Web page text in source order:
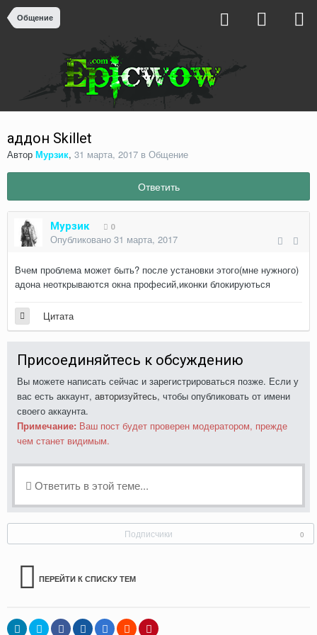
Общение
аддон Skillet
Автор Мурзик, 31 марта, 2017 в Общение
Ответить
Мурзик 0
Опубликовано 31 марта, 2017
Вчем проблема может быть? после установки этого(мне нужного)
адона неоткрываются окна професий,иконки блокируються
Цитата
Присоединяйтесь к обсуждению
Вы можете написать сейчас и зарегистрироваться позже. Если у
вас есть аккаунт, авторизуйтесь, чтобы опубликовать от имени
своего аккаунта.
Примечание: Ваш пост будет проверен модератором, прежде
чем станет видимым.
Ответить в этой теме...
Подписчики 0
ПЕРЕЙТИ К СПИСКУ ТЕМ